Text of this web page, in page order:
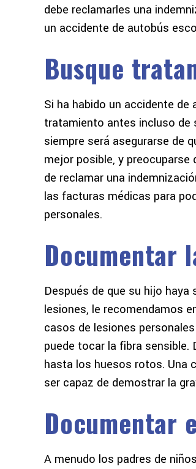
debe reclamarles una
un accidente de autobús
Busque
Si ha habido un accidente
tratamiento antes incluso de
siempre será asegurarse de
mejor posible, y
de reclamar una
las facturas médicas para
personales.
Documentar
Después de que su hijo
lesiones, le recomendamos
casos de lesiones
puede tocar la fibra
hasta los huesos rotos. Una
ser capaz de demostrar la
Documentar
A menudo los padres de